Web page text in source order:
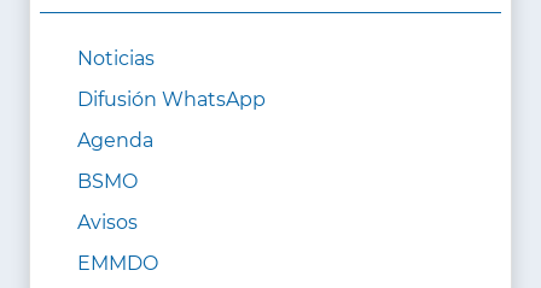
Noticias
Difusión WhatsApp
Agenda
BSMO
Avisos
EMMDO